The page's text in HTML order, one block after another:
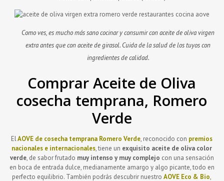
Como ves, es mucho más sano cocinar y consumir con aceite de oliva virgen
extra antes que con aceite de girasol. Cuida de la salud de los tuyos con
ingredientes de calidad.
Comprar Aceite de Oliva
cosecha temprana, Romero
Verde
ElAOVE de cosecha temprana Romero Verde, reconocido con premios
nacionales e internacionales, tiene un exquisito aceite de oliva color
verde, de sabor frutado muy intenso y muy complejo con una sensación
en boca de entrada dulce, medianamente amargo y algo picante, todo en
perfecto equilibrio. También podrás descubrir nuestroAOVE Eco & Bio,